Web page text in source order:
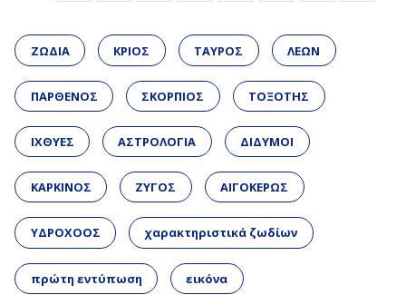
ΖΩΔΙΑ ΚΡΙΟΣ ΤΑΥΡΟΣ ΛΕΩΝ
ΠΑΡΘΕΝΟΣ ΣΚΟΡΠΙΟΣ ΤΟΞΟΤΗΣ
ΙΧΘΥΕΣ ΑΣΤΡΟΛΟΓΙΑ ΔΙΔΥΜΟΙ
ΚΑΡΚΙΝΟΣ ΖΥΓΟΣ ΑΙΓΟΚΕΡΩΣ
ΥΔΡΟΧΟΟΣ χαρακτηριστικά ζωδίων
πρώτη εντύπωση εικόνα